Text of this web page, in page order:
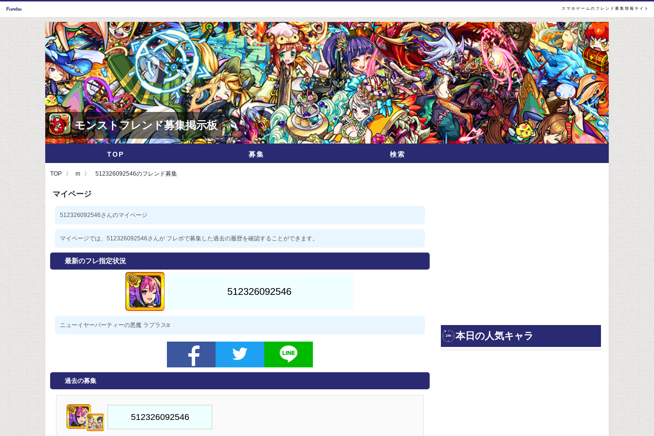
スマホゲームのフレンド募集情報サイト
モンストフレンド募集掲示板
TOP 募集 検索
TOP m 512326092546のフレンド募集
マイページ
512326092546さんのマイページ
マイページでは、512326092546さんが フレボで募集した過去の履歴を確認することができます。
最新のフレ指定状況
ニューイヤーパーティーの悪魔 ラプラスα
過去の募集